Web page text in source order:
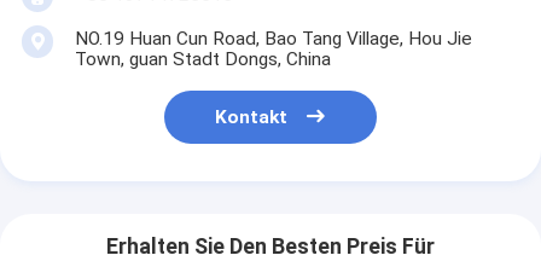
NO.19 Huan Cun Road, Bao Tang Village, Hou Jie
Town, guan Stadt Dongs, China
Kontakt
Erhalten Sie Den Besten Preis Für